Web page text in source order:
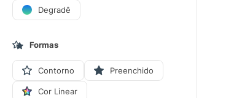
Degradê
Formas
Contorno Preenchido
Cor Linear